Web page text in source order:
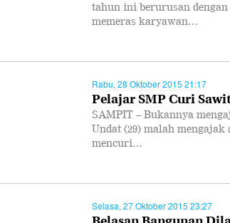
tahun ini berurusan
memeras karyawan…
Rabu, 28 Oktober 2015 21:17
Pelajar SMP Curi
SAMPIT – Bukannya
Undat (29) malah
mencuri…
Selasa, 27 Oktober 2015 23:27
Belasan Bangunan